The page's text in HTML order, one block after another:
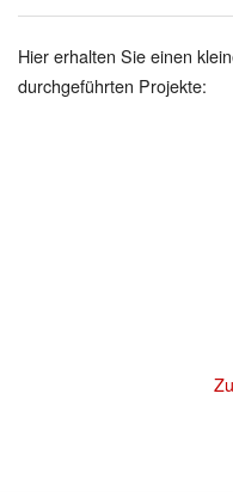
Hier erhalten Sie einen
durchgeführten Projekte: